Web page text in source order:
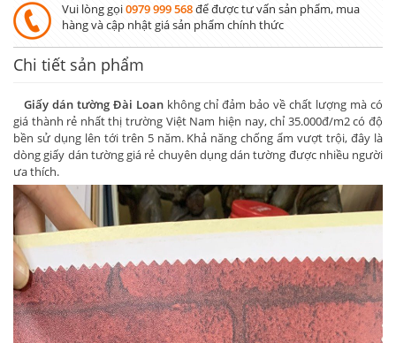
Vui lòng gọi0979 999 568để được tư vấn sản phẩm, mua
hàng và cập nhật giá sản phẩm chính thức
Chi tiết sản phẩm
Giấy dán tường Đài Loan không chỉ đảm bảo về chất lượng mà có
giá thành rẻ nhất thị trường Việt Nam hiện nay, chỉ 35.000đ/m2 có độ
bền sử dụng lên tới trên 5 năm. Khả năng chống ẩm vượt trội, đây là
dòng giấy dán tường giá rẻ chuyên dụng dán tường được nhiều người
ưa thích.